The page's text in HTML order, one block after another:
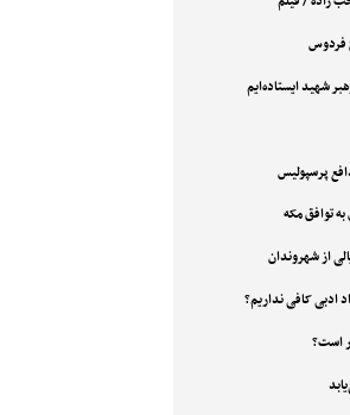
فردوس
شهید ایستاده‌ایم
پرسپولیس
توافق مکه
ادبی کافی نداریم؟
است؟